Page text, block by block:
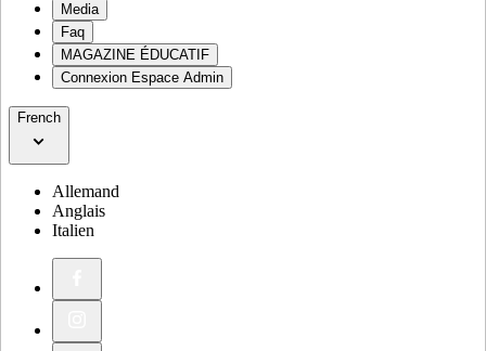
Media
Faq
MAGAZINE ÉDUCATIF
Connexion Espace Admin
French
Allemand
Anglais
Italien